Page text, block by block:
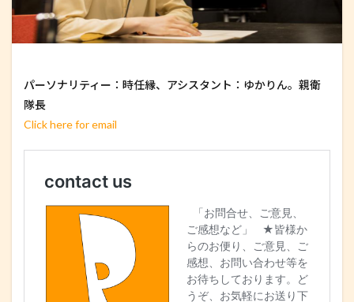
パーソナリティー：時任縁、アシスタント：ゆかりん。親衛
隊長
Click here for email